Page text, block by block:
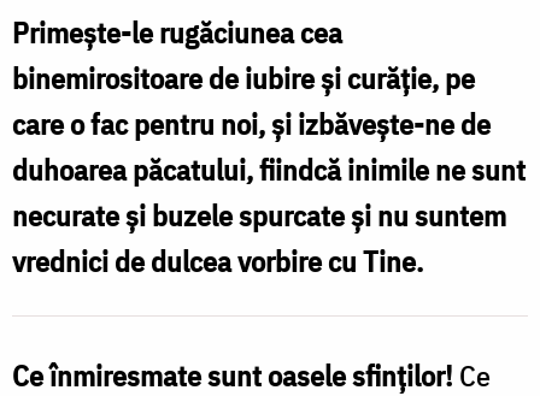
Primeşte-le rugăciunea cea
binemirositoare de iubire şi curăţie, pe
care o fac pentru noi, şi izbăveşte-ne de
duhoarea păcatului, fiindcă inimile ne sunt
necurate şi buzele spurcate şi nu suntem
vrednici de dulcea vorbire cu Tine.
Ce înmiresmate sunt oasele sfinţilor! Ce